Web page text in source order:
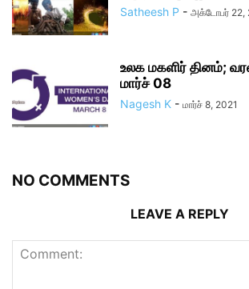
Satheesh P - அக்டோபர் 22,
உலக மகளிர் தினம்;
மார்ச் 08
Nagesh K - மார்ச் 8, 2021
NO COMMENTS
LEAVE A REPLY